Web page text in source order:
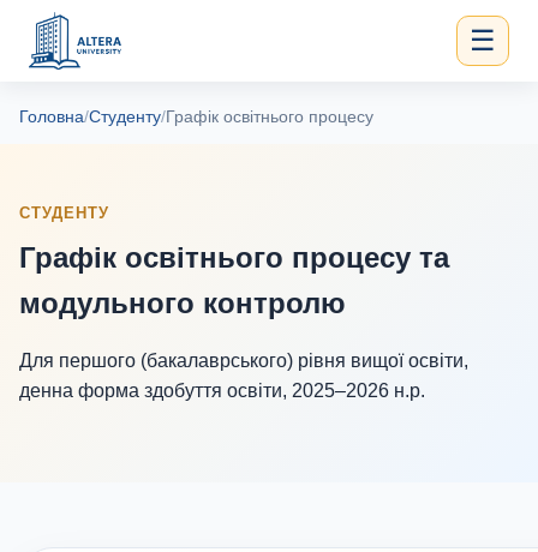
☰
Головна/Студенту/Графік освітнього процесу
СТУДЕНТУ
Графік освітнього процесу та
модульного контролю
Для першого (бакалаврського) рівня вищої освіти,
денна форма здобуття освіти, 2025–2026 н.р.